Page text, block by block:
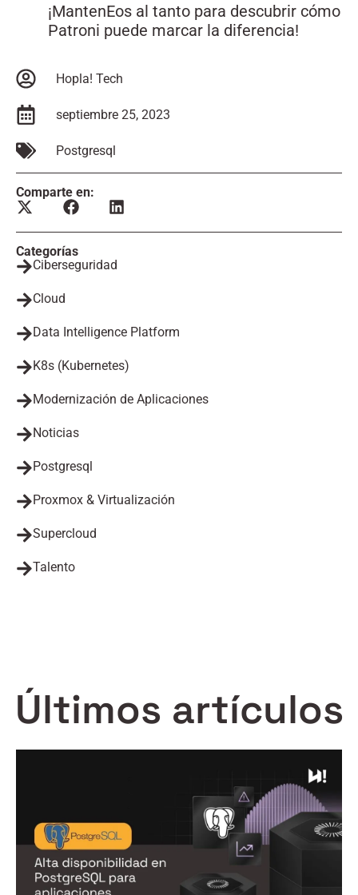
¡MantenEos al tanto para descubrir cómo
Patroni puede marcar la diferencia!
Hopla! Tech
septiembre 25, 2023
Postgresql
Comparte en:
Categorías
Ciberseguridad
Cloud
Data Intelligence Platform
K8s (Kubernetes)
Modernización de Aplicaciones
Noticias
Postgresql
Proxmox & Virtualización
Supercloud
Talento
Últimos artículos